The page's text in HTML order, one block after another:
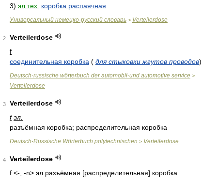
3) эл.тех. коробка распаячная
Универсальный немецко-русский словарь > Verteilerdose
2
Verteilerdose
f
соединительная коробка ( для стыковки жгутов проводов)
Deutsch-russische wörterbuch der automobil-und automotive service >
Verteilerdose
3
Verteilerdose
f эл.
разъёмная коробка; распределительная коробка
Deutsch-Russische Wörterbuch polytechnischen > Verteilerdose
4
Verteilerdose
f <-, -n> эл разъёмная [распределительная] коробка